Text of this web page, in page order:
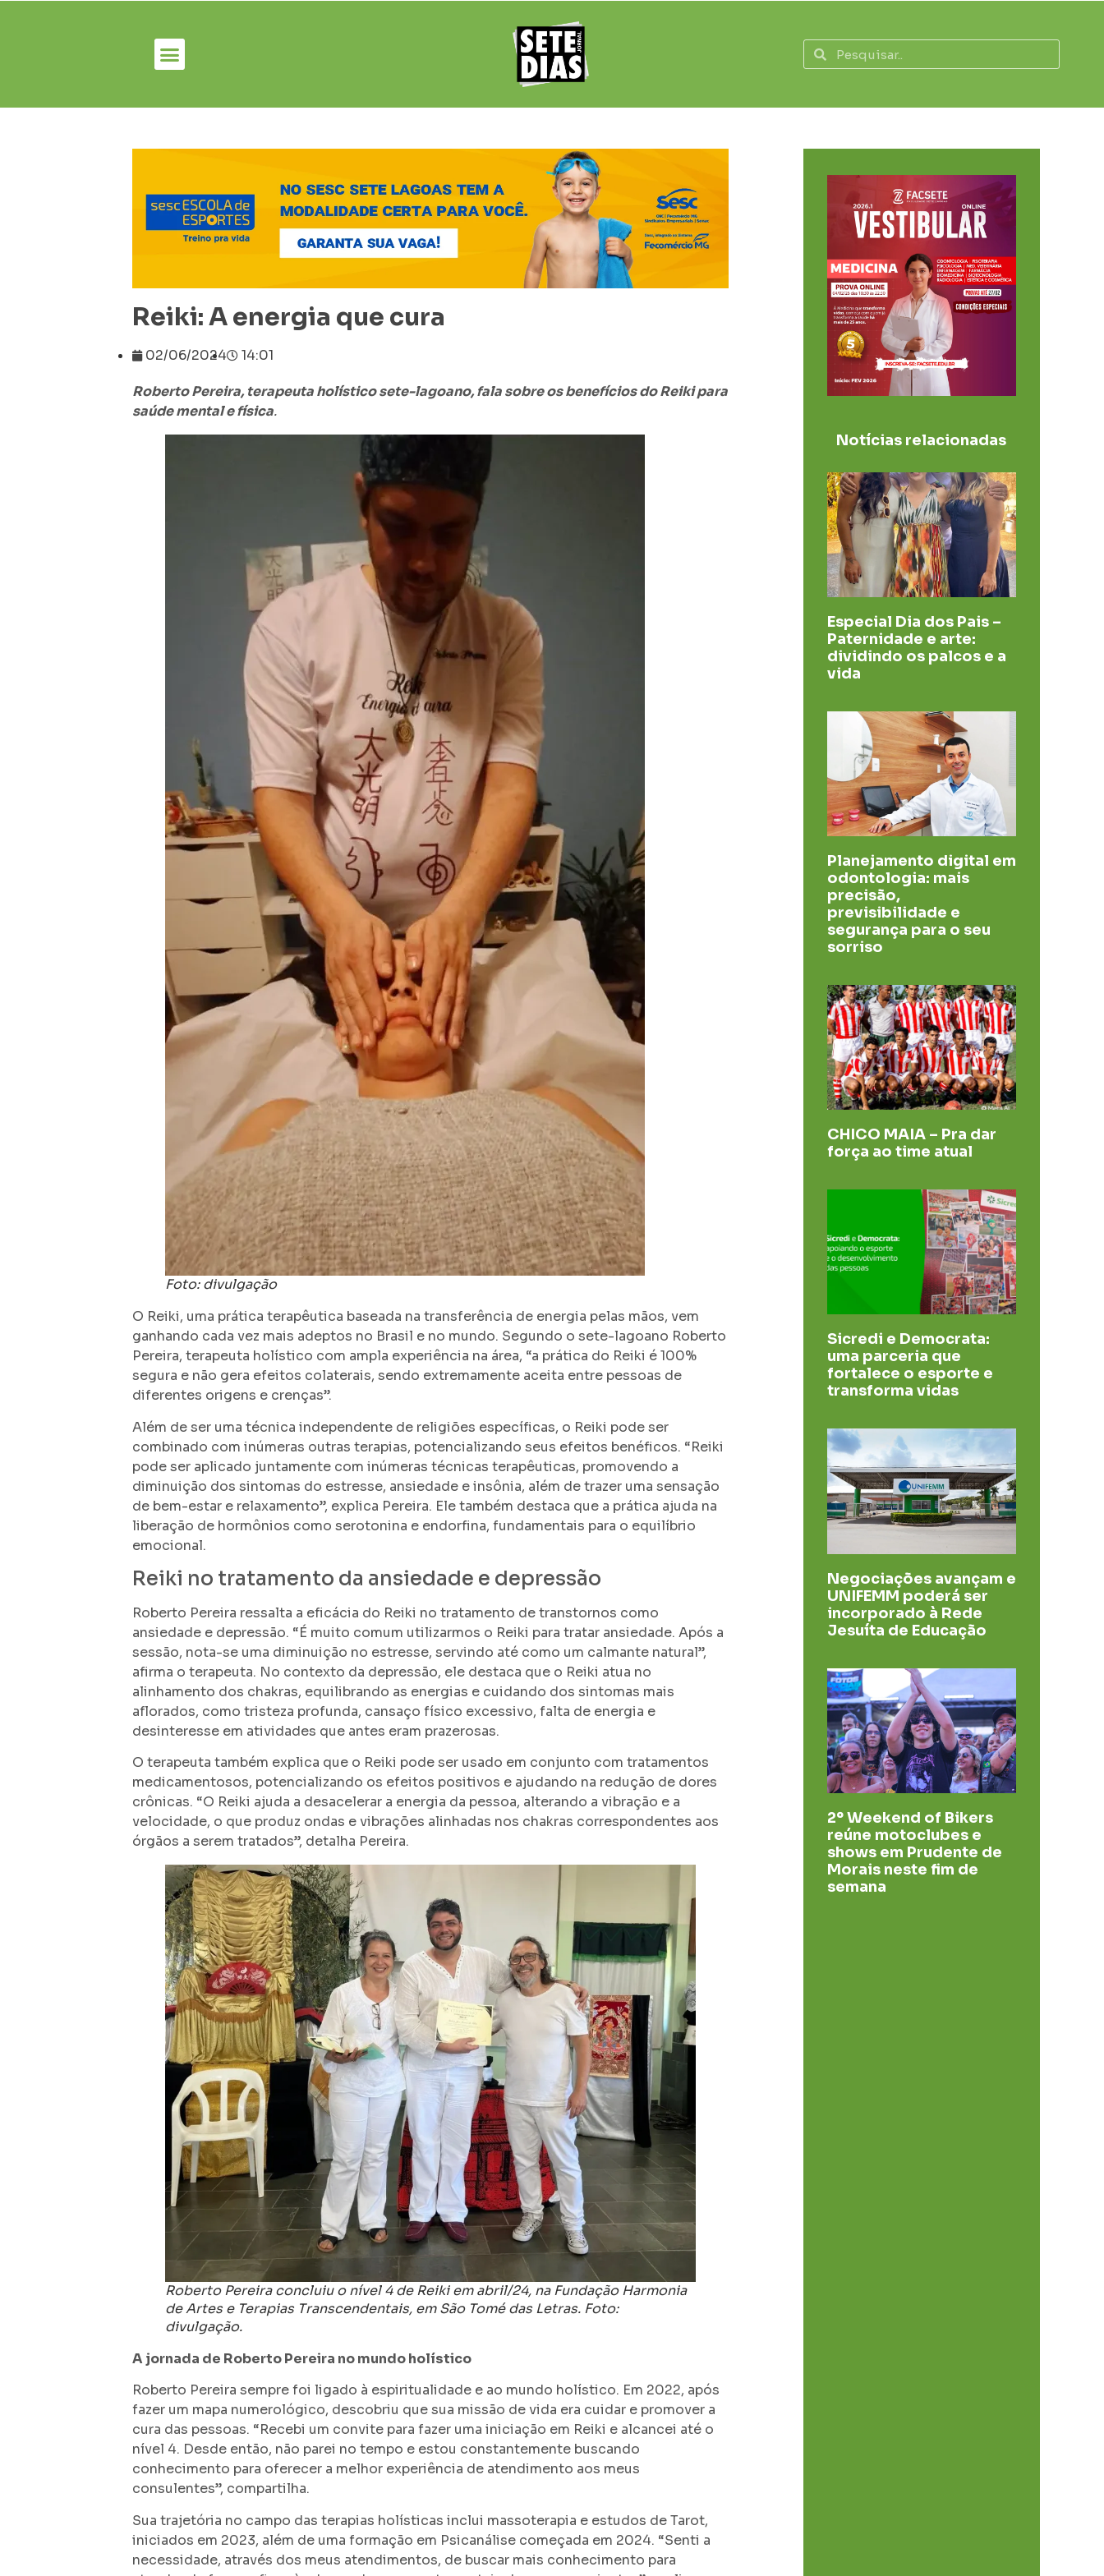
Reiki: A energia que cura
02/06/2024 14:01
Roberto Pereira, terapeuta holístico sete-lagoano, fala sobre os benefícios do Reiki para
saúde mental e física.
Foto: divulgação
O Reiki, uma prática terapêutica baseada na transferência de energia pelas mãos, vem
ganhando cada vez mais adeptos no Brasil e no mundo. Segundo o sete-lagoano Roberto
Pereira, terapeuta holístico com ampla experiência na área, “a prática do Reiki é 100%
segura e não gera efeitos colaterais, sendo extremamente aceita entre pessoas de
diferentes origens e crenças”.
Além de ser uma técnica independente de religiões específicas, o Reiki pode ser
combinado com inúmeras outras terapias, potencializando seus efeitos benéficos. “Reiki
pode ser aplicado juntamente com inúmeras técnicas terapêuticas, promovendo a
diminuição dos sintomas do estresse, ansiedade e insônia, além de trazer uma sensação
de bem-estar e relaxamento”, explica Pereira. Ele também destaca que a prática ajuda na
liberação de hormônios como serotonina e endorfina, fundamentais para o equilíbrio
emocional.
Reiki no tratamento da ansiedade e depressão
Roberto Pereira ressalta a eficácia do Reiki no tratamento de transtornos como
ansiedade e depressão. “É muito comum utilizarmos o Reiki para tratar ansiedade. Após a
sessão, nota-se uma diminuição no estresse, servindo até como um calmante natural”,
afirma o terapeuta. No contexto da depressão, ele destaca que o Reiki atua no
alinhamento dos chakras, equilibrando as energias e cuidando dos sintomas mais
aflorados, como tristeza profunda, cansaço físico excessivo, falta de energia e
desinteresse em atividades que antes eram prazerosas.
O terapeuta também explica que o Reiki pode ser usado em conjunto com tratamentos
medicamentosos, potencializando os efeitos positivos e ajudando na redução de dores
crônicas. “O Reiki ajuda a desacelerar a energia da pessoa, alterando a vibração e a
velocidade, o que produz ondas e vibrações alinhadas nos chakras correspondentes aos
órgãos a serem tratados”, detalha Pereira.
Roberto Pereira concluiu o nível 4 de Reiki em abril/24, na Fundação Harmonia
de Artes e Terapias Transcendentais, em São Tomé das Letras. Foto:
divulgação.
A jornada de Roberto Pereira no mundo holístico
Roberto Pereira sempre foi ligado à espiritualidade e ao mundo holístico. Em 2022, após
fazer um mapa numerológico, descobriu que sua missão de vida era cuidar e promover a
cura das pessoas. “Recebi um convite para fazer uma iniciação em Reiki e alcancei até o
nível 4. Desde então, não parei no tempo e estou constantemente buscando
conhecimento para oferecer a melhor experiência de atendimento aos meus
consulentes”, compartilha.
Sua trajetória no campo das terapias holísticas inclui massoterapia e estudos de Tarot,
iniciados em 2023, além de uma formação em Psicanálise começada em 2024. “Senti a
necessidade, através dos meus atendimentos, de buscar mais conhecimento para
Notícias relacionadas
Especial Dia dos Pais –
Paternidade e arte:
dividindo os palcos e a
vida
Planejamento digital em
odontologia: mais
precisão,
previsibilidade e
segurança para o seu
sorriso
CHICO MAIA – Pra dar
força ao time atual
Sicredi e Democrata:
uma parceria que
fortalece o esporte e
transforma vidas
Negociações avançam e
UNIFEMM poderá ser
incorporado à Rede
Jesuíta de Educação
2º Weekend of Bikers
reúne motoclubes e
shows em Prudente de
Morais neste fim de
semana